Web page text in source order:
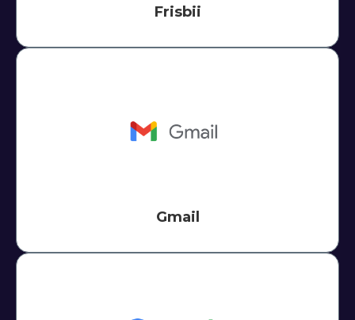
Frisbii
Gmail